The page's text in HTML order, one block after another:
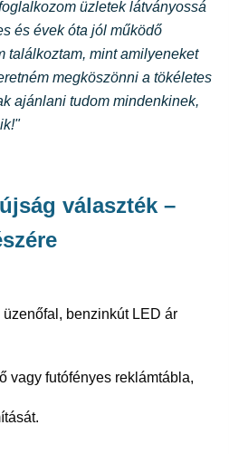
üzletek látványossá
és évek óta jól működő
találkoztam, mint amilyeneket
megköszönni a tökéletes
ajánlani tudom mindenkinek,
választék –
benzinkút LED ár
vagy futófényes reklámtábla,